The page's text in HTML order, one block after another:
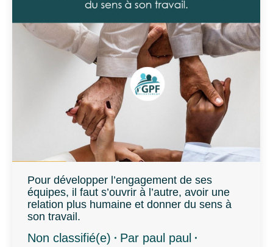
Pour développer l’engagement de ses
équipes, il faut s’ouvrir à l’autre, avoir une
relation plus humaine et donner du sens à
son travail.
Non classifié(e) Par paul paul